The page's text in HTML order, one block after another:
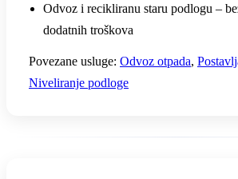
Odvoz i recikliranu staru podlogu –
dodatnih troškova
Povezane usluge: Odvoz otpada,
Niveliranje podloge